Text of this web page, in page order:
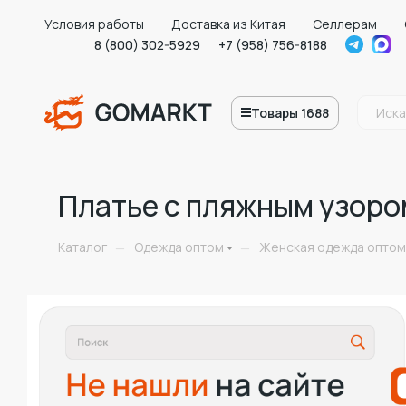
Условия работы Доставка из Китая Селлерам
8 (800) 302-5929
+7 (958) 756-8188
Товары 1688
Платье с пляжным
Каталог — Одежда оптом — Женская одежда оптом